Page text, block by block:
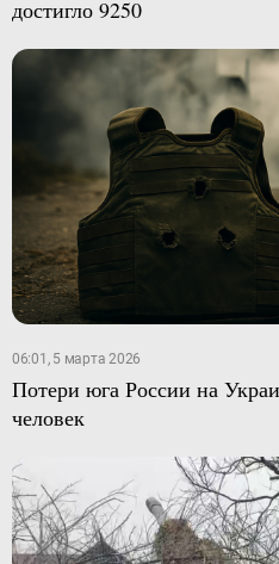
достигло 9250
06:01, 5 марта 2026
Потери юга России на
человек